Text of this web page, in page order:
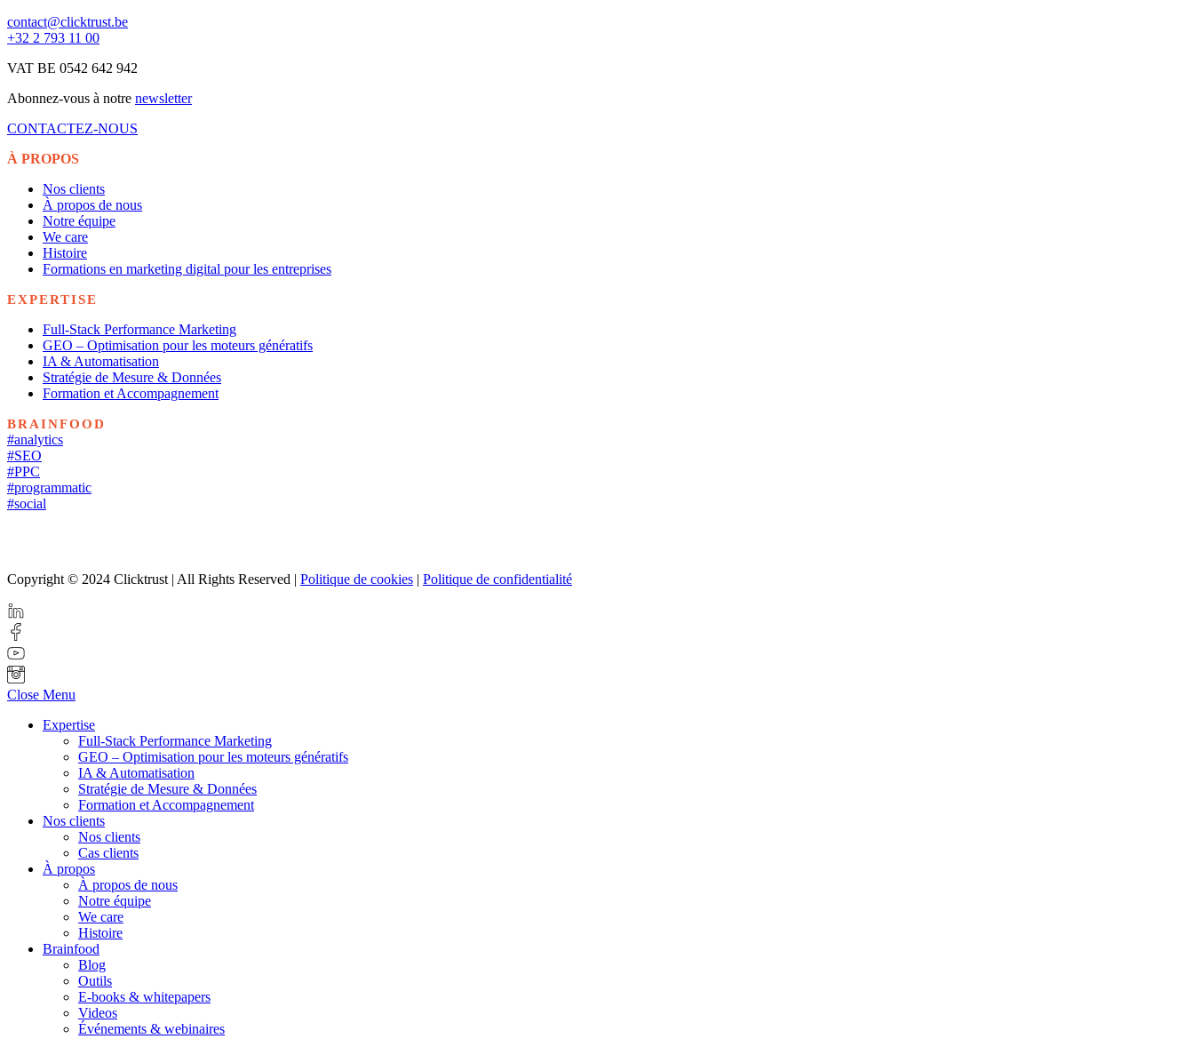
contact@clicktrust.be
+32 2 793 11 00
VAT BE 0542 642 942
Abonnez-vous à notre newsletter
CONTACTEZ-NOUS
À PROPOS
Nos clients
À propos de nous
Notre équipe
We care
Histoire
Formations en marketing digital pour les entreprises
EXPERTISE
Full-Stack Performance Marketing
GEO – Optimisation pour les moteurs génératifs
IA & Automatisation
Stratégie de Mesure & Données
Formation et Accompagnement
BRAINFOOD
#analytics
#SEO
#PPC
#programmatic
#social
Copyright © 2024 Clicktrust | All Rights Reserved | Politique de cookies | Politique de confidentialité
Close Menu
Expertise
Full-Stack Performance Marketing
GEO – Optimisation pour les moteurs génératifs
IA & Automatisation
Stratégie de Mesure & Données
Formation et Accompagnement
Nos clients
Nos clients
Cas clients
À propos
À propos de nous
Notre équipe
We care
Histoire
Brainfood
Blog
Outils
E-books & whitepapers
Videos
Événements & webinaires